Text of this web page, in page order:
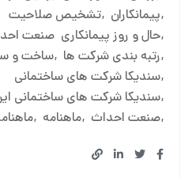
پیمانکاران تشخیص صلاحیت
حال‌ و روز پیمانکاری صنعت
رتبه بندی شرکت ها ساخت و
سندیکا شرکت های ساختمانی
سندیکا شرکت های ساختمانی
صنعت احداث ماهنامه